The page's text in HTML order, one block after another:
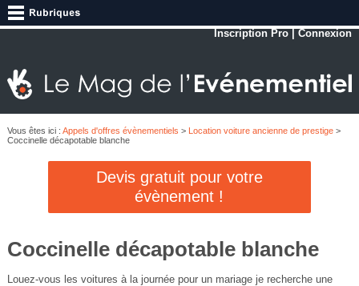
Inscription Pro |Connexion
Vous êtes ici : Appels d'offres évènementiels > Location voiture ancienne de prestige>
Coccinelle décapotable blanche
Devis gratuit pour votre
évènement !
Coccinelle décapotable blanche
Louez-vous les voitures à la journée pour un mariage je recherche une